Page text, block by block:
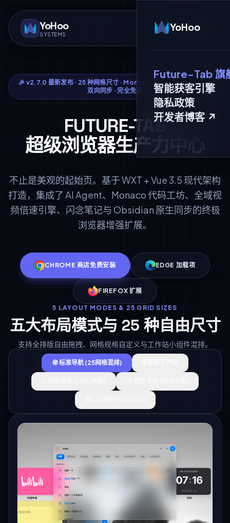
YoHoo
SYSTEMS
YoHoo
Future-Tab 旗
智能获客引擎
隐私政策
开发者博客 ↗
🎉 v2.7.0 最新发布 · 25 种网格尺寸 · Monaco 脚本工坊 · Obsidian
双向同步 · 完全免费
FUTURE-TAB
超级浏览器生产力中心
不止是美观的起始页。基于 WXT + Vue 3.5 现代架构
打造，集成了 AI Agent、Monaco 代码工坊、全域视
频倍速引擎、闪念笔记与 Obsidian 原生同步的终极
浏览器增强扩展。
CHROME 商店免费安装 EDGE 加载项
FIREFOX 扩展
5 LAYOUT MODES & 25 GRID SIZES
五大布局模式与 25 种自由尺寸
支持全排版自由拖拽、网格规格自定义与工作站小组件混排。
🧭 标准导航 (25网格混排)